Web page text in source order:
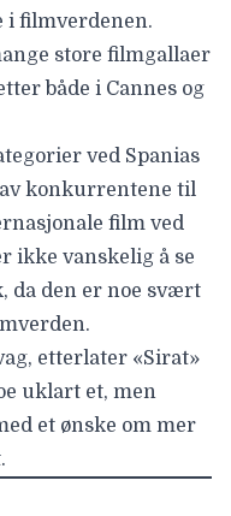
i filmverdenen.
store filmgallaer
både i Cannes og
ved Spanias
av konkurrentene til
film ved
ikke vanskelig å se
da den er noe svært
etterlater «Sirat»
uklart et, men
et ønske om mer